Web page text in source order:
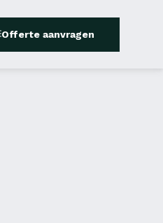
Offerte aanvragen